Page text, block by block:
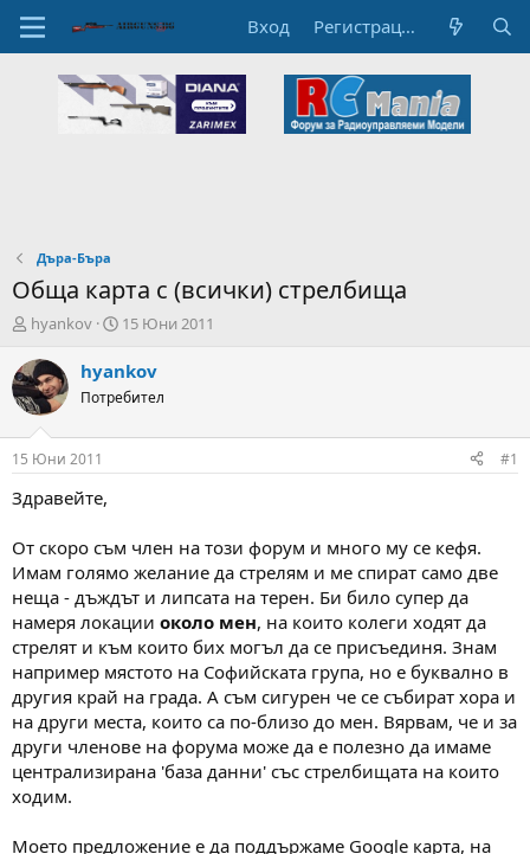
Вход Регистрация
Дъра-Бъра
Обща карта с (всички) стрелбища
А
т
о
р
н
а
т
е
м
т
а
hyankov
Н
ч
а
л
Д
15 Юни 2011
hyankov
Потребител
15 Юни 2011 #1
Здравейте,
От скоро съм член на този форум и много му се кефя.
Имам голямо желание да стрелям и ме спират само две
неща - дъждът и липсата на терен. Би било супер да
намеря локации около мен, на които колеги ходят да
стрелят и към които бих могъл да се присъединя. Знам
например мястото на Софийската група, но е буквално в
другия край на града. А съм сигурен че се събират хора и
на други места, които са по-близо до мен. Вярвам, че и за
други членове на форума може да е полезно да имаме
централизирана 'база данни' със стрелбищата на които
ходим.
Моето предложение е да поддържаме Google карта, на